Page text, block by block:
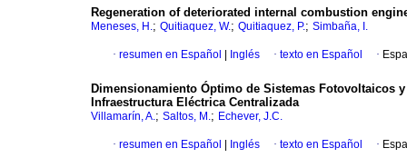
Regeneration of deteriorated internal combustion
Meneses, H.; Quitiaquez, W.; Quitiaquez, P.; Simbaña, I.
· resumen en Español Inglés · texto en Español ·
Dimensionamiento Óptimo de Sistemas Fotovoltaicos
Infraestructura Eléctrica Centralizada
Villamarín, A.; Saltos, M.; Echever, J.C.
· resumen en Español Inglés · texto en Español ·